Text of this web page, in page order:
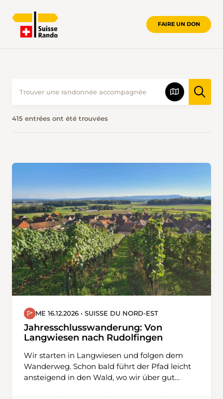
FAIRE UN DON
415 entrées ont été trouvées
ME 16.12.2026 • SUISSE DU NORD-EST
Jahresschlusswanderung: Von
Langwiesen nach Rudolfingen
Wir starten in Langwiesen und folgen dem
Wanderweg. Schon bald führt der Pfad leicht
ansteigend in den Wald, wo wir über gut